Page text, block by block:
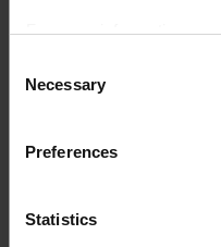
For more information on
Selection
Necessary
Preferences
Statistics